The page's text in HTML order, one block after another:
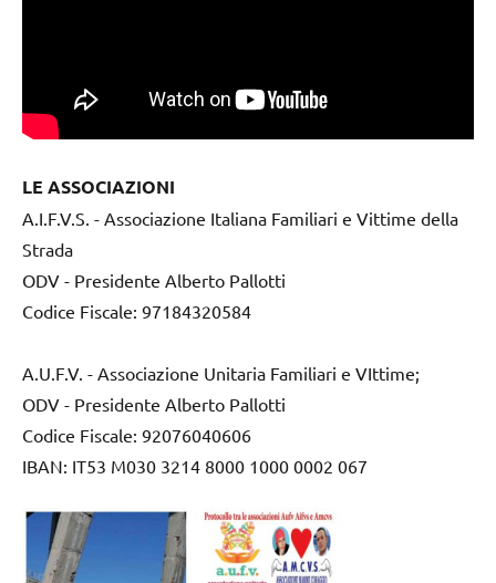
LE ASSOCIAZIONI
A.I.F.V.S. - Associazione Italiana Familiari e Vittime della
Strada
ODV - Presidente Alberto Pallotti
Codice Fiscale: 97184320584
A.U.F.V. - Associazione Unitaria Familiari e VIttime;
ODV - Presidente Alberto Pallotti
Codice Fiscale: 92076040606
IBAN: IT53 M030 3214 8000 1000 0002 067